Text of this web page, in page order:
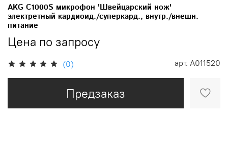
(0) арт. A011520
AKG C1000S микрофон 'Швейцарский нож'
электретный кардиоид./суперкард., внутр./внешн.
питание
Цена по запросу
Предзаказ